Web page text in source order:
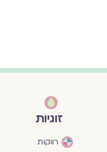
זוגיות
רווקות